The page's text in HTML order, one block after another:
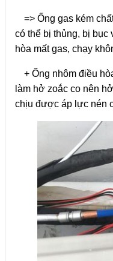
=> Ống gas kém
có thể bị thủng, bị bục
hòa mất gas, chạy
+ Ống nhôm điều
làm hở zoắc co nên
chịu được áp lực nén